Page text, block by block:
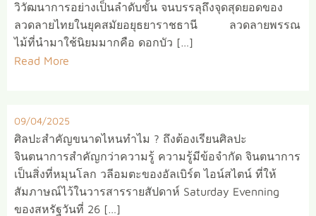
วิวัฒนาการอย่างเป็นลำดับขั้น จนบรรลุถึงจุดสุดยอดของ
ลวดลายไทยในยุคสมัยอยุธยาราชธานี ลวดลายพรรณ
ไม้ที่นำมาใช้นิยมมากคือ ดอกบัว […]
Read More
09/04/2025
ศิลปะสำคัญขนาดไหนทำไม ? ถึงต้องเรียนศิลปะ
จินตนาการสำคัญกว่าความรู้ ความรู้มีข้อจำกัด จินตนาการ
เป็นสิ่งที่หมุนโลก วลีอมตะของอัลเบิร์ต ไอน์สไตน์ ที่ให้
สัมภาษณ์ไว้ในวารสารรายสัปดาห์ Saturday Evenning
ของสหรัฐวันที่ 26 […]